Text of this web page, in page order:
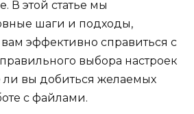
В этой статье мы
шаги и подходы,
эффективно справиться с
выбора настроек
ли вы добиться желаемых
с файлами.